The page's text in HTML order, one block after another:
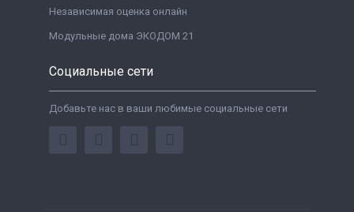
Независимая оценка онлайн
Модульные дома ЭКОДОМ 21
Социальные сети
Добавьте нас в ваши любимые социальные сети